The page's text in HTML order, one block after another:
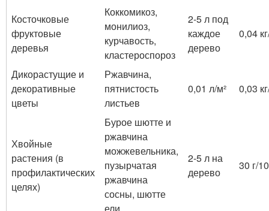
Косточковые
фруктовые
деревья
Коккомикоз,
монилиоз,
курчавость,
кластероспороз
2-5 л под
каждое
дерево
0,04
Дикорастущие и
декоративные
цветы
Ржавчина,
пятнистость
листьев
0,01 л/м² 0,03
Хвойные
растения (в
профилактических
целях)
Бурое шютте и
ржавчина
можжевельника,
пузырчатая
ржавчина
сосны, шютте
ели
2-5 л на
дерево
30 г/